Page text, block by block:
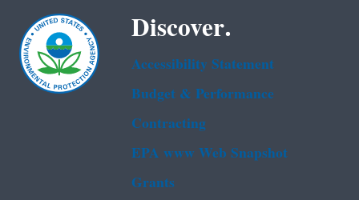
Discover.
Accessibility Statement
Budget & Performance
Contracting
EPA www Web Snapshot
Grants